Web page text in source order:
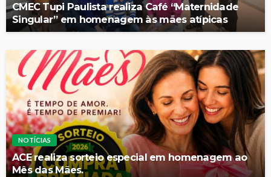
CMEC Tupi Paulista realiza Café “Maternidade
Singular” em homenagem às mães atípicas
NOTÍCIAS
ACE realiza sorteio especial em homenagem ao
Mês das Mães.